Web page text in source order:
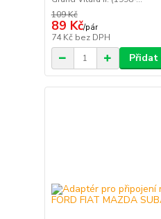
109 Kč
89 Kč/pár
74 Kč bez DPH
Přidat